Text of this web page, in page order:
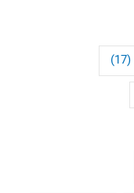
(17)